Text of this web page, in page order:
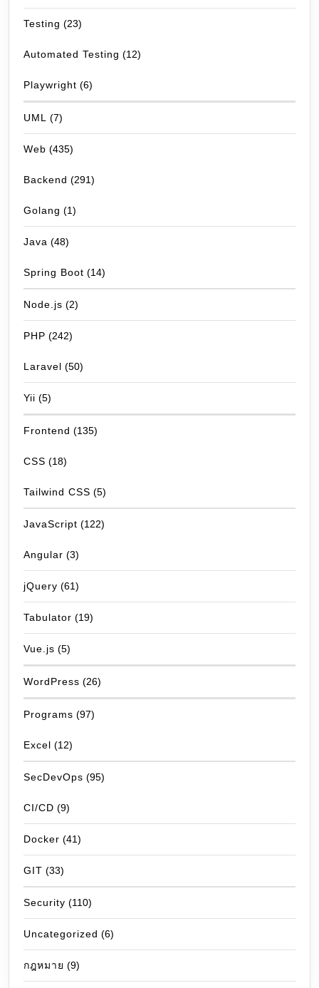
Testing (23)
Automated Testing (12)
Playwright (6)
UML (7)
Web (435)
Backend (291)
Golang (1)
Java (48)
Spring Boot (14)
Node.js (2)
PHP (242)
Laravel (50)
Yii (5)
Frontend (135)
CSS (18)
Tailwind CSS (5)
JavaScript (122)
Angular (3)
jQuery (61)
Tabulator (19)
Vue.js (5)
WordPress (26)
Programs (97)
Excel (12)
SecDevOps (95)
CI/CD (9)
Docker (41)
GIT (33)
Security (110)
Uncategorized (6)
กฎหมาย (9)